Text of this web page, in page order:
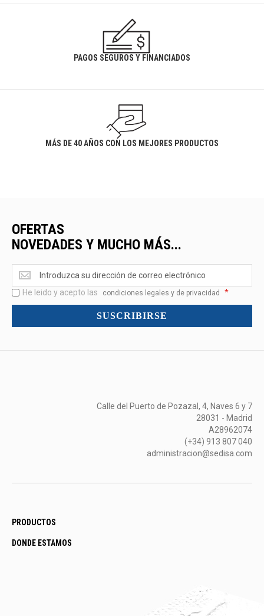
PAGOS SEGUROS Y FINANCIADOS
MÁS DE 40 AÑOS CON LOS MEJORES PRODUCTOS
OFERTAS
NOVEDADES Y MUCHO MÁS...
Ofertas
<br>Novedades
y
mucho
He leido y acepto las condiciones legales y de privacidad *
SUSCRIBIRSE
Calle del Puerto de Pozazal, 4, Naves 6 y 7
28031 - Madrid
A28962074
(+34) 913 807 040
administracion@sedisa.com
PRODUCTOS
DONDE ESTAMOS